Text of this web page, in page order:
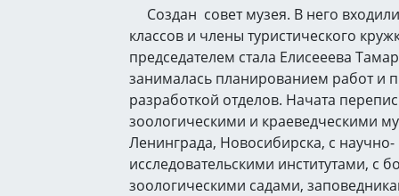
Создан совет музея. В него
классов и члены туристического
председателем стала Елисееева
занималась планированием работ и
разработкой отделов. Начата
зоологическими и краеведческими
Ленинграда, Новосибирска, с научно-
исследовательскими институтами, с
зоологическими садами,